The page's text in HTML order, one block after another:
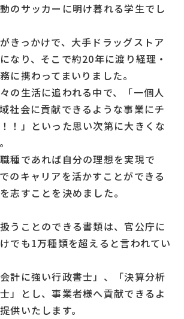
のサッカーに明け暮れる学生でし
きっかけで、大手ドラッグストア
なり、そこで約20年に渡り経理・
に携わってまいりました。
の生活に追われる中で、「一個人
社会に貢献できるような事業にチ
！」といった思い次第に大きくな
種であれば自分の理想を実現で
のキャリアを活かすことができる
志すことを決めました。
うことのできる書類は、官公庁に
でも1万種類を超えると言われてい
計に強い行政書士」、「決算分析
」とし、事業者様へ貢献できるよ
供いたします。